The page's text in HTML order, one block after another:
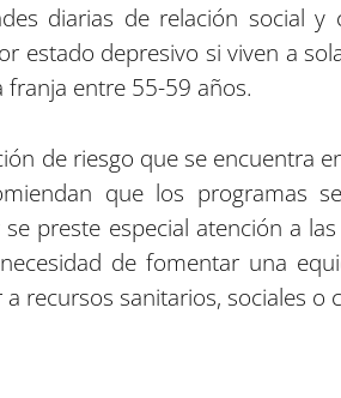
diarias de relación social
estado depresivo si viven a
franja entre 55-59 años.
de riesgo que se encuentra
que los programas
preste especial atención a
de fomentar una
recursos sanitarios, sociales o